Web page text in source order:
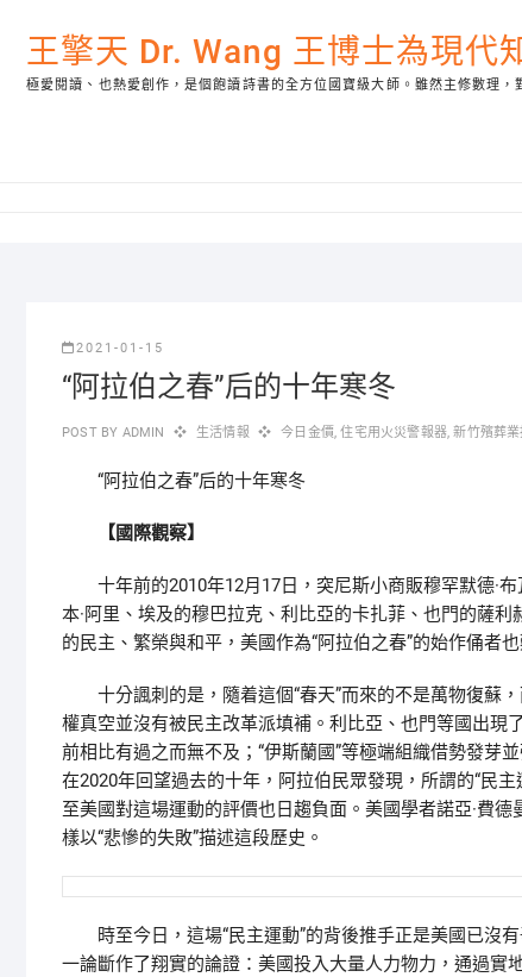
content王擎天 Dr. Wang 王博士為現代
極愛閱讀、也熱愛創作，是個飽讀詩書的全方位國寶級大師。雖然主修數理
2021-01-15
“阿拉伯之春”后的十年寒冬
POST BY ADMIN 生活情報 今日金價,住宅用火災警報器,新竹殯葬
“阿拉伯之春”后的十年寒冬
【國際觀察】
十年前的2010年12月17日，突尼斯小商販穆罕默德·布
本·阿里、埃及的穆巴拉克、利比亞的卡扎菲、也門的薩
的民主、繁榮與和平，美國作為“阿拉伯之春”的始作俑者也
十分諷刺的是，隨着這個“春天”而來的不是萬物復蘇，
權真空並沒有被民主改革派填補。利比亞、也門等國出現
前相比有過之而無不及；“伊斯蘭國”等極端組織借勢發芽
在2020年回望過去的十年，阿拉伯民眾發現，所謂的“民
至美國對這場運動的評價也日趨負面。美國學者諾亞·費德
樣以“悲慘的失敗”描述這段歷史。
時至今日，這場“民主運動”的背後推手正是美國已沒
一論斷作了翔實的論證：美國投入大量人力物力，通過實